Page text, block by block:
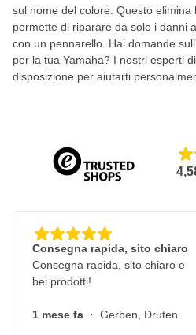
sul nome del colore. Questo
permette di riparare da solo i danni
con un pennarello. Hai domande
per la tua Yamaha? I nostri esperti
disposizione per aiutarti
Consegna rapida, sito chiaro
Consegna rapida, sito chiaro e
bei prodotti!
1 mese fa · Gerben, Druten